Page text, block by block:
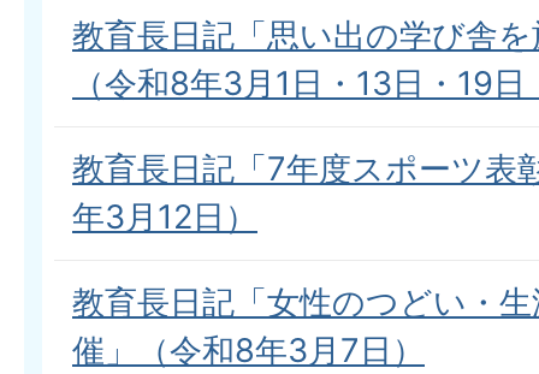
教育長日記「思い出の学び舎
（令和8年3月1日・13日・19
教育長日記「7年度スポーツ表
年3月12日）
教育長日記「女性のつどい・
催」（令和8年3月7日）